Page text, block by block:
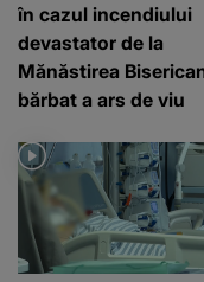
în cazul incendiului
devastator de la
Mănăstirea
bărbat a ars de viu